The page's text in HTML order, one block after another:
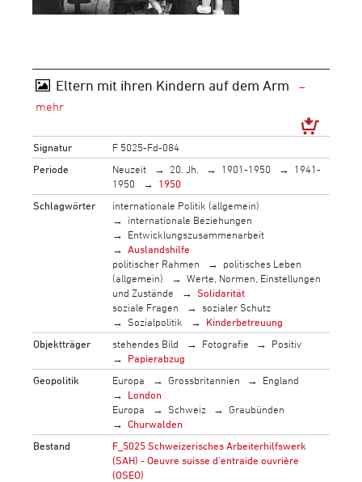
Eltern mit ihren Kindern auf dem Arm
Signatur
F 5025-Fd-084
Periode
Neuzeit 20. Jh. 1901-1950
1941-
1950
1950
Schlagwörter
internationale Politik (allgemein)
internationale Beziehungen
Entwicklungszusammenarbeit
Auslandshilfe
politischer Rahmen
politisches Leben
(allgemein)
Werte, Normen, Einstellungen
und Zustände
Solidarität
soziale Fragen
sozialer Schutz
Sozialpolitik
Kinderbetreuung
Objektträger
stehendes Bild Fotografie
Positiv
Papierabzug
Geopolitik
Europa Grossbritannien
England
London
Europa
Schweiz
Graubünden
Churwalden
Bestand
F_5025 Schweizerisches Arbeiterhilfswerk
(SAH) - Oeuvre suisse d'entraide ouvrière
(OSEO)